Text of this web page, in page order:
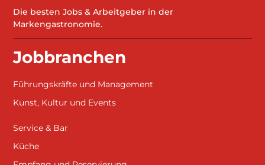
Die besten Jobs & Arbeitgeber in der
Markengastronomie.
Jobbranchen
Führungskräfte und Management
Kunst, Kultur und Events
Service & Bar
Küche